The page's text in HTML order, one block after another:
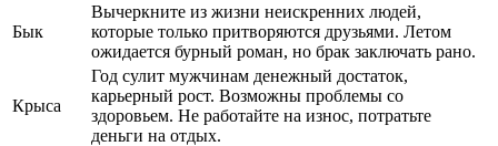
Бык
Вычеркните из жизни неискренних людей,
которые только притворяются друзьями. Летом
ожидается бурный роман, но брак заключать рано.
Крыса
Год сулит мужчинам денежный достаток,
карьерный рост. Возможны проблемы со
здоровьем. Не работайте на износ, потратьте
деньги на отдых.